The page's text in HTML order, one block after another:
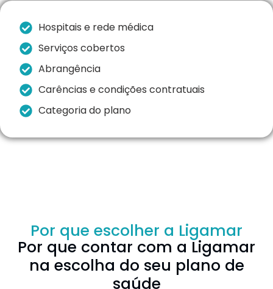
Hospitais e rede médica
Serviços cobertos
Abrangência
Carências e condições contratuais
Categoria do plano
Por que escolher a Ligamar
Por que contar com a Ligamar
na escolha do seu plano de
saúde